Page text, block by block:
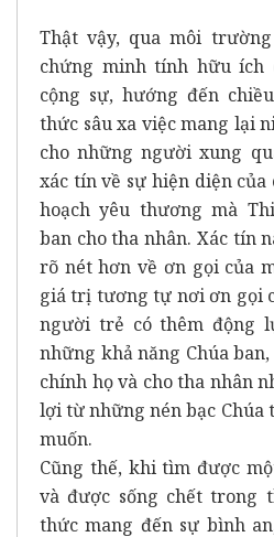
Thật vậy, qua môi
chứng minh tính hữu ích
cộng sự, hướng đến
thức sâu xa việc mang lại
cho những người xung
xác tín về sự hiện diện
hoạch yêu thương mà
ban cho tha nhân. Xác tín
rõ nét hơn về ơn gọi của
giá trị tương tự nơi ơn gọi
người trẻ có thêm động
những khả năng Chúa
chính họ và cho tha nhân
lợi từ những nén bạc Chúa
muốn.
Cũng thế, khi tìm được
và được sống chết trong
thức mang đến sự bình